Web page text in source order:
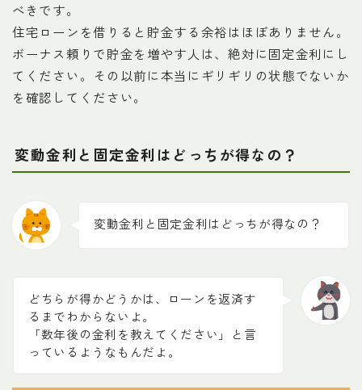
べきです。
住宅ローンを借りると貯金する余裕はほぼありません。
ボーナス頼りで貯金を増やす人は、絶対に固定金利にし
てください。その以前に本当にギリギリの状態でないか
を確認してください。
変動金利と固定金利はどっちが得なの？
変動金利と固定金利はどっちが得なの？
どちらが得かどうかは、ローンを返済す
るまでわからないよ。
「数年後の金利を教えてください」と言
っているようなもんだよ。